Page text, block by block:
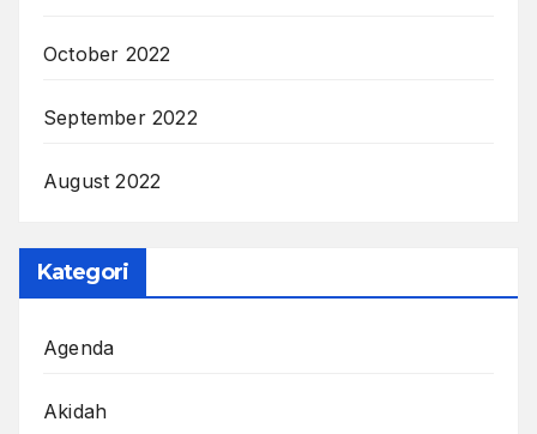
October 2022
September 2022
August 2022
Kategori
Agenda
Akidah